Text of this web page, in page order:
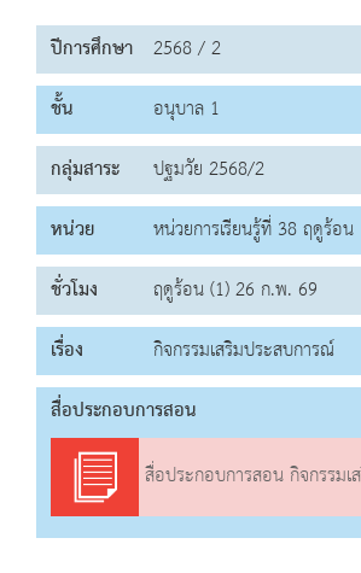
ปีการศึกษา 2568 / 2
ชั้น
อนุบาล 1
กลุ่มสาระ
ปฐมวัย 2568/2
หน่วย
หน่วยการเรียนรู้ที่ 38 ฤดูร้อน
ชั่วโมง
ฤดูร้อน (1) 26 ก.พ. 69
เรื่อง
กิจกรรมเสริมประสบการณ์
สื่อประกอบการสอน
สื่อประกอบการสอน กิจกรรม